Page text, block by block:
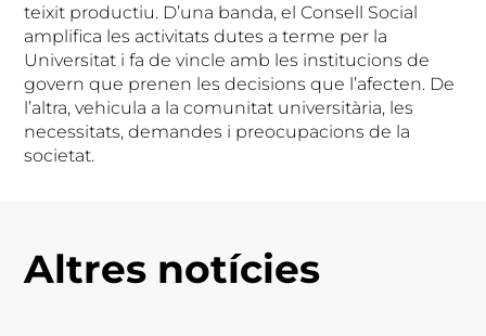
teixit productiu. D’una banda, el Consell Social
amplifica les activitats dutes a terme per la
Universitat i fa de vincle amb les institucions de
govern que prenen les decisions que l’afecten. De
l’altra, vehicula a la comunitat universitària, les
necessitats, demandes i preocupacions de la
societat.
Altres notícies